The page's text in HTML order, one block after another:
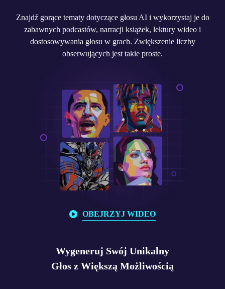
Znajdź gorące tematy dotyczące głosu AI i wykorzystaj je do
zabawnych podcastów, narracji książek, lektury wideo i
dostosowywania głosu w grach. Zwiększenie liczby
obserwujących jest takie proste.
OBEJRZYJ WIDEO
Wygeneruj Swój Unikalny
Głos z Większą Możliwością